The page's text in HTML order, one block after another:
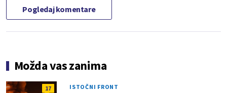
Pogledaj komentare
Možda vas zanima
17 ISTOČNI FRONT